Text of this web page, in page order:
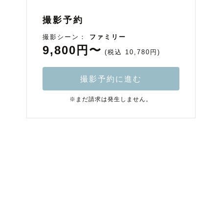
撮影予約
撮影シーン： ファミリー
9,800円〜 (税込 10,780円)
撮影予約に進む
※まだ請求は発生しません。